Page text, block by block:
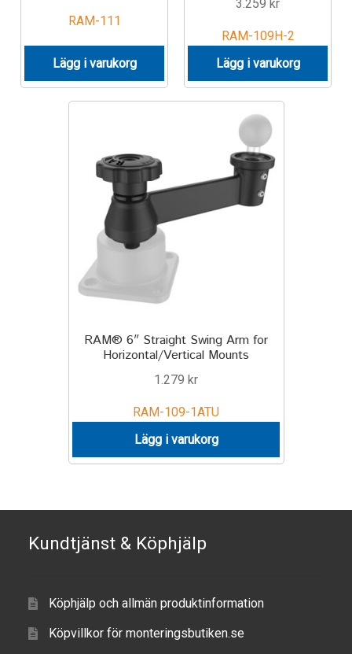
Off-road Vehicle
Power Boat
Scooter
Vehicle Type
Stand-Up Paddleboard
Gun Holster
Handheld Computer
Monitor
Printer
RAM-111
Lägg i varukorg
3.259 kr
RAM-109H-2
Lägg i varukorg
RAM® 6″ Straight Swing Arm for
Horizontal/Vertical Mounts
1.279 kr
RAM-109-1ATU
Lägg i varukorg
Kundtjänst & Köphjälp
Köphjälp och allmän produktinformation
Köpvillkor för monteringsbutiken.se